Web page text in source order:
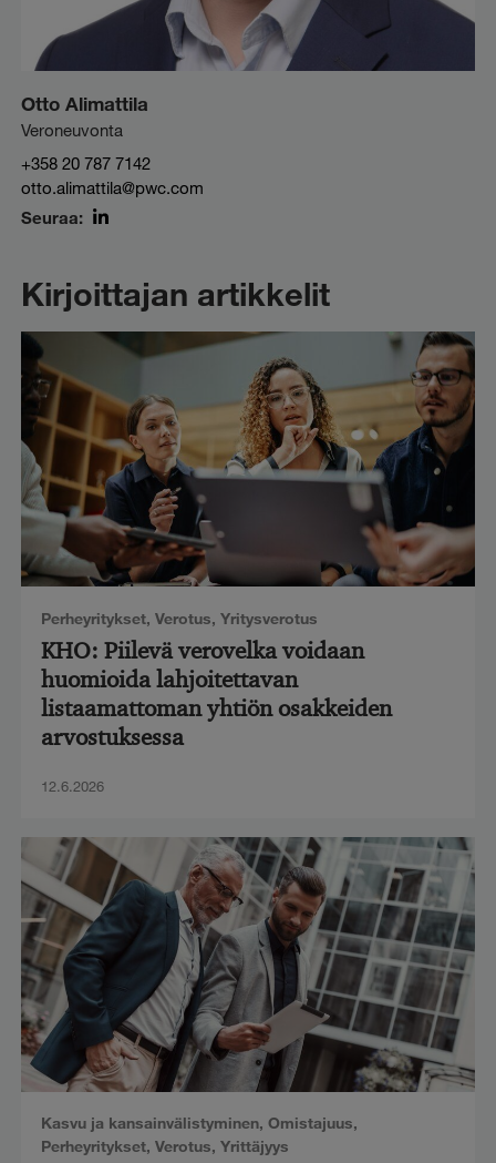
Otto Alimattila
Veroneuvonta
+358 20 787 7142
otto.alimattila@pwc.com
Seuraa:
Kirjoittajan artikkelit
Perheyritykset, Verotus, Yritysverotus
KHO: Piilevä verovelka voidaan
huomioida lahjoitettavan
listaamattoman yhtiön osakkeiden
arvostuksessa
12.6.2026
Kasvu ja kansainvälistyminen, Omistajuus,
Perheyritykset, Verotus, Yrittäjyys